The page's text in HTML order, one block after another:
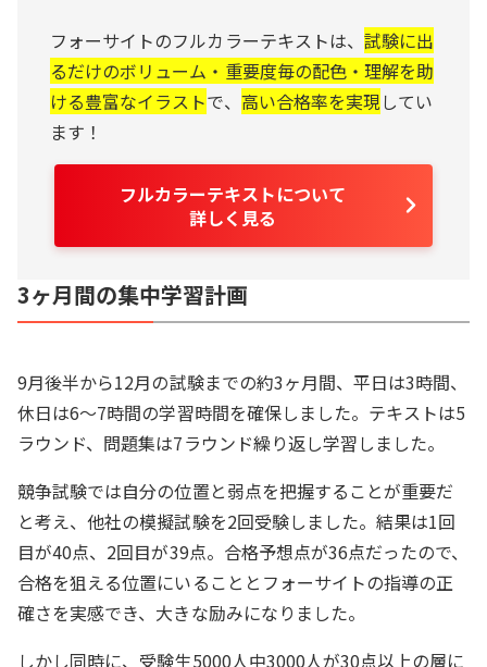
フォーサイトのフルカラーテキストは、 試験に出
るだけのボリューム・重要度毎の配色・理解を助
ける豊富なイラストで、 高い合格率を実現 してい
ます！
フルカラーテキストについて
詳しく見る
3ヶ月間の集中学習計画
9月後半から12月の試験までの約3ヶ月間、平日は3時間、
休日は6～7時間の学習時間を確保しました。テキストは5
ラウンド、問題集は7ラウンド繰り返し学習しました。
競争試験では自分の位置と弱点を把握することが重要だ
と考え、他社の模擬試験を2回受験しました。結果は1回
目が40点、2回目が39点。合格予想点が36点だったので、
合格を狙える位置にいることとフォーサイトの指導の正
確さを実感でき、大きな励みになりました。
しかし同時に、受験生5000人中3000人が30点以上の層に